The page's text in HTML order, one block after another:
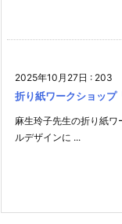
2025年10月27日 : 203
折り紙ワークショップ
麻生玲子先生の折り紙
ルデザインに ...